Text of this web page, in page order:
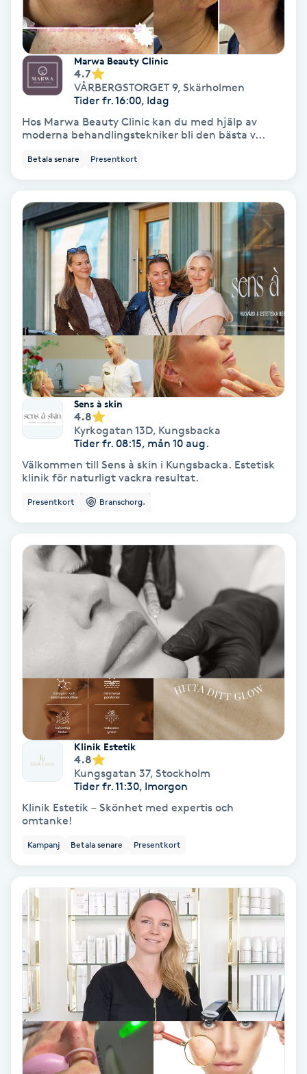
Färgning
Föning
Gellack med förstärkning
Gravidmassage
Gravidyoga
Gruppträning
Gua Sha-massage
Hatha Yoga
Headspa
Herrklippning
Hollywood Peel
Hot Stone Massage
Hot yoga
Hudföryngring
Huduppstramning
Hudvård
Hyperhidros
Hypnos
Hårborttagning
Hårbottenbehandling
Hårförlängning
Marwa Beauty Clinic
4.7
VÅRBERGSTORGET 9, Skärholmen
Tider fr. 16:00, Idag
Hos Marwa Beauty Clinic kan du med hjälp av
moderna behandlingstekniker bli den bästa v...
Betala senare Presentkort
Sens à skin
4.8
Kyrkogatan 13D, Kungsbacka
Tider fr. 08:15, mån 10 aug.
Välkommen till Sens à skin i Kungsbacka. Estetisk
klinik för naturligt vackra resultat.
Presentkort Branschorg.
Klinik Estetik
4.8
Kungsgatan 37, Stockholm
Tider fr. 11:30, Imorgon
Klinik Estetik – Skönhet med expertis och
omtanke!
Kampanj Betala senare Presentkort